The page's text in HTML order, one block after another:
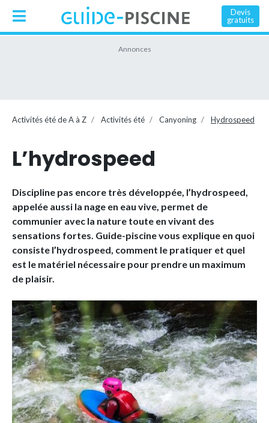
Devis
gratuits
Activités été de A à Z Activités été Canyoning Hydrospeed
L’hydrospeed
Discipline pas encore très développée, l’hydrospeed,
appelée aussi la nage en eau vive, permet de
communier avec la nature toute en vivant des
sensations fortes. Guide-piscine vous explique en quoi
consiste l’hydrospeed, comment le pratiquer et quel
est le matériel nécessaire pour prendre un maximum
de plaisir.